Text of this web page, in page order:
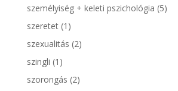
személyiség + keleti pszichológia (5)
szeretet(1)
szexualitás (2)
szingli (1)
szorongás (2)